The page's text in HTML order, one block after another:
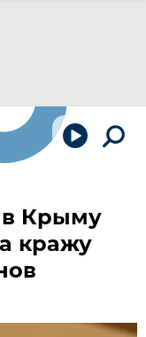
в Крыму
кражу